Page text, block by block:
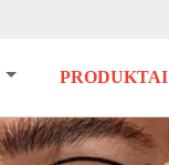
PRODUKTAI